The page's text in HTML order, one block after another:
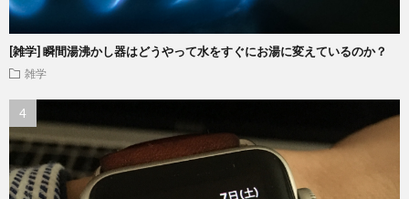
[雑学] 瞬間湯沸かし器はどうやって水をすぐにお湯に変えているのか？
雑学